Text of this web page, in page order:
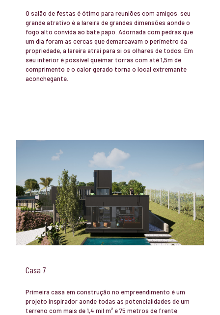
O salão de festas é ótimo para reuniões com amigos, seu
grande atrativo é a lareira de grandes dimensões aonde o
fogo alto convida ao bate papo. Adornada com pedras que
um dia foram as cercas que demarcavam o perímetro da
propriedade, a lareira atrai para si os olhares de todos. Em
seu interior é possível queimar torras com até 1,5m de
comprimento e o calor gerado torna o local extremante
aconchegante.
Casa 7
Primeira casa em construção no empreendimento é um
projeto inspirador aonde todas as potencialidades de um
terreno com mais de 1,4 mil m² e 75 metros de frente